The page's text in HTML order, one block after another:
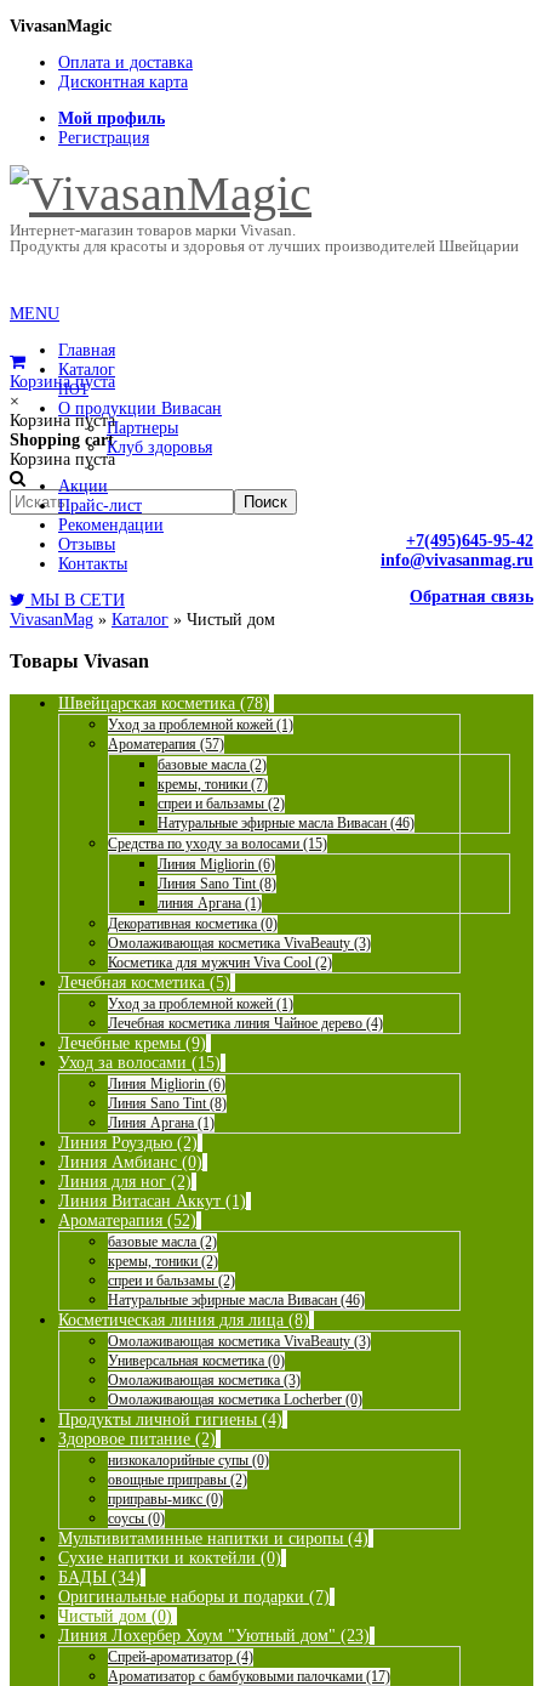
VivasanMagic
Оплата и доставка
Дисконтная карта
Мой профиль
Регистрация
Интернет-магазин товаров марки Vivasan.
Продукты для красоты и здоровья от лучших производителей Швейцарии
Корзина пуста
×
Корзина пуста
Shopping cart
Корзина пуста
+7(495)645-95-42
info@vivasanmag.ru
Обратная связь
MENU
Главная
Каталог
HOT
О продукции Вивасан
Партнеры
Клуб здоровья
Акции
Прайс-лист
Рекомендации
Отзывы
Контакты
МЫ В СЕТИ
VivasanMag » Каталог » Чистый дом
Товары Vivasan
Швейцарская косметика (78)
Уход за проблемной кожей (1)
Ароматерапия (57)
базовые масла (2)
кремы, тоники (7)
спреи и бальзамы (2)
Натуральные эфирные масла Вивасан (46)
Средства по уходу за волосами (15)
Линия Migliorin (6)
Линия Sano Tint (8)
линия Аргана (1)
Декоративная косметика (0)
Омолаживающая косметика VivaBeauty (3)
Косметика для мужчин Viva Cool (2)
Лечебная косметика (5)
Уход за проблемной кожей (1)
Лечебная косметика линия Чайное дерево (4)
Лечебные кремы (9)
Уход за волосами (15)
Линия Migliorin (6)
Линия Sano Tint (8)
Линия Аргана (1)
Линия Роуздью (2)
Линия Амбианс (0)
Линия для ног (2)
Линия Витасан Аккут (1)
Ароматерапия (52)
базовые масла (2)
кремы, тоники (2)
спреи и бальзамы (2)
Натуральные эфирные масла Вивасан (46)
Косметическая линия для лица (8)
Омолаживающая косметика VivaBeauty (3)
Универсальная косметика (0)
Омолаживающая косметика (3)
Омолаживающая косметика Locherber (0)
Продукты личной гигиены (4)
Здоровое питание (2)
низкокалорийные супы (0)
овощные приправы (2)
приправы-микс (0)
соусы (0)
Мультивитаминные напитки и сиропы (4)
Сухие напитки и коктейли (0)
БАДЫ (34)
Оригинальные наборы и подарки (7)
Чистый дом (0)
Линия Лохербер Хоум "Уютный дом" (23)
Спрей-ароматизатор (4)
Ароматизатор с бамбуковыми палочками (17)